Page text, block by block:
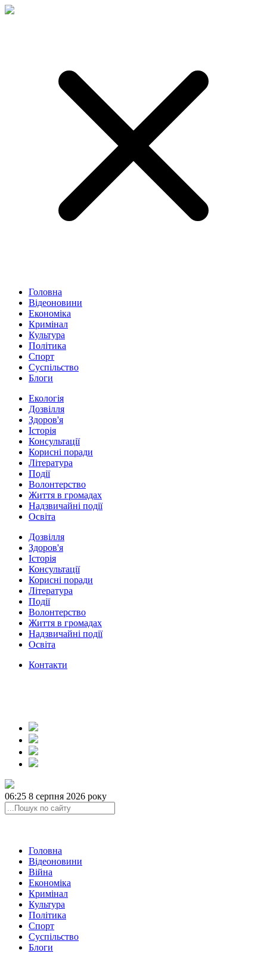
Головна
Відеоновини
Економіка
Кримінал
Культура
Політика
Спорт
Суспільство
Блоги
Екологія
Дозвілля
Здоров'я
Історія
Консультації
Корисні поради
Література
Події
Волонтерство
Життя в громадах
Надзвичайні події
Освіта
Дозвілля
Здоров'я
Історія
Консультації
Корисні поради
Література
Події
Волонтерство
Життя в громадах
Надзвичайні події
Освіта
Контакти
06:25 8 серпня 2026 року
Головна
Відеоновини
Війна
Економіка
Кримінал
Культура
Політика
Спорт
Суспільство
Блоги